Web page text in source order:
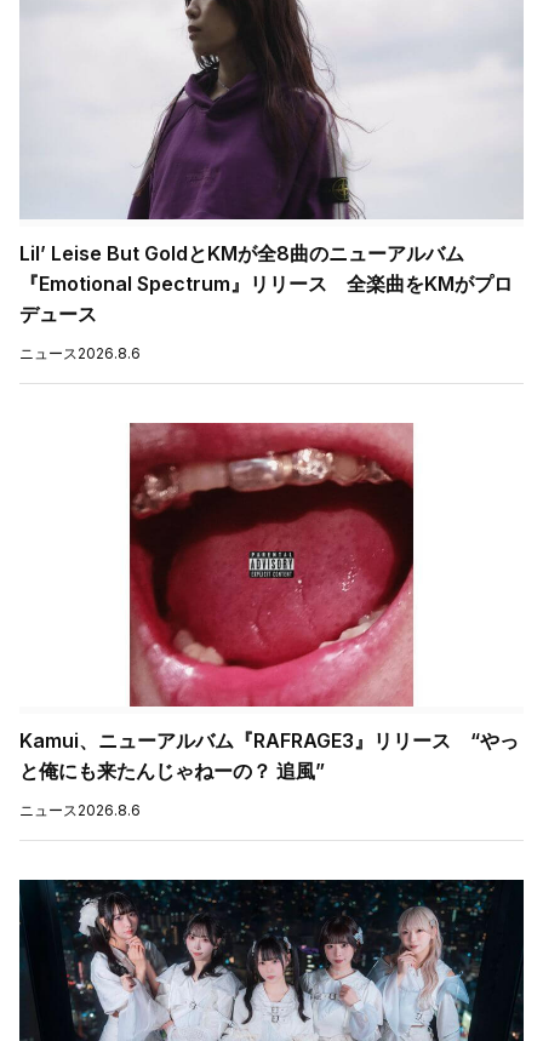
Lil’ Leise But GoldとKMが全8曲のニューアルバム
『Emotional Spectrum』リリース 全楽曲をKMがプロ
デュース
ニュース2026.8.6
Kamui、ニューアルバム『RAFRAGE3』リリース “やっ
と俺にも来たんじゃねーの？ 追風”
ニュース2026.8.6